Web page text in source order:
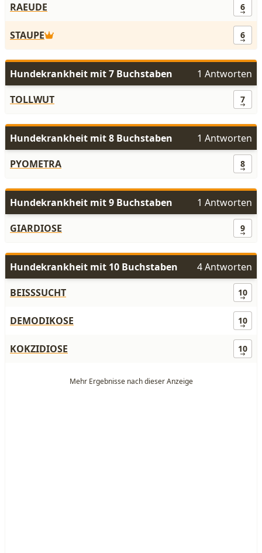
RAEUDE
6
STAUPE 6
Hundekrankheit mit 7 Buchstaben
1 Antworten
TOLLWUT
7
Hundekrankheit mit 8 Buchstaben
1 Antworten
PYOMETRA
8
Hundekrankheit mit 9 Buchstaben
1 Antworten
GIARDIOSE
9
Hundekrankheit mit 10 Buchstaben
4 Antworten
BEISSSUCHT
10
DEMODIKOSE 10
KOKZIDIOSE 10